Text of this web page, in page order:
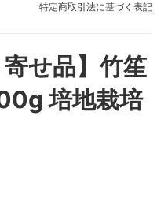
特定商取引法に基づく表記
寄せ品】竹笙
培地栽培